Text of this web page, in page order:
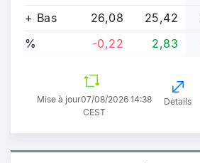
+ Bas
26,08 25,42
%
-0,22 2,83
Mise à jour07/08/2026 14:38
CEST
Details